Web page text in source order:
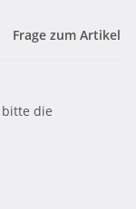
Frage zum Artikel
bitte die